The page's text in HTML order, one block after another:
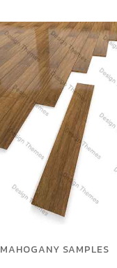
MAHOGANY SAMPLES